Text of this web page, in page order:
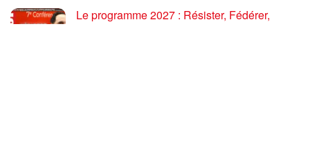
Le programme 2027 : Résister, Fédérer,